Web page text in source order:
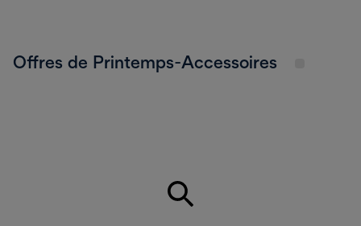
Offres de Printemps-Accessoires